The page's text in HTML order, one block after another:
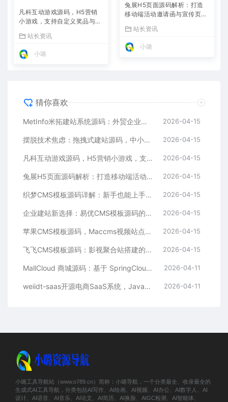
凡科互动游戏源码，H5营销
小游戏，支持自定义奖品与分
站长资讯
小璐
兔展H5页面源码解析：打造
移动端活动邀请函与宣传页的
站长资讯
小璐
猜你喜欢
MetInfo米拓建站系统源码：外贸企业官网的高性价比之选，内置SEO省心落地 2026-04-15
摆脱技术焦虑：拖拽式建站源码，中小企业的数字化捷径 2026-04-15
凡科互动游戏源码，H5营销小游戏，支持自定义奖品与分享 2026-04-15
兔展H5页面源码解析：打造移动端活动邀请函与宣传页的利器 2026-04-15
织梦CMS模板源码详解：新手也能上手的DedeCMS二次开发与建站指南 2026-04-15
企业建站新选择：易优CMS模板源码的多语言与SEO优势 2026-04-15
苹果CMS模板源码，Maccms视频站点，影视资源站模板首选 2026-04-15
飞飞CMS模板源码：影视聚合站搭建的理想之选 2026-04-15
MallCloud 商城源码：基于 SpringCloud Alibaba 的高并发电商系统深度解析 2026-04-11
weiidt-saas开源电商SaaS系统，Java社区版，支持多租户与插件化扩展 2026-04-11
小璐工具导航站（www.o789.cn）简称：小璐导航，一个分类最全、收录最全的
生成式AI工具导航，分类包括AI写作、AI绘画、AI视频、AI办公、AI数字人、AI
设计、AI语音、AI音乐、AI论文、AI简历、AI换脸、AIGC检测、AI智能体、